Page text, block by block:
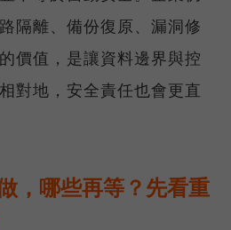
隔離、備份復原、漏洞修
價值，是讓資料邊界與控
對地，安全責任也會更直
，哪些再等？先看重